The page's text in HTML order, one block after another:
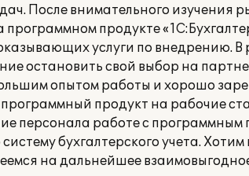
После внимательного изучения
продукте
услуги по внедрению. В
остановить свой выбор на
опытом работы и хорошо
продукт на рабочие
персонала работе с программным
бухгалтерского учета.
на дальнейшее